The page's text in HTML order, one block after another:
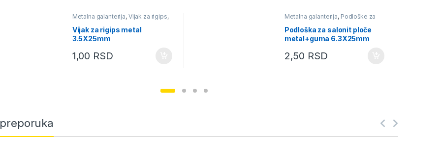
Metalna galanterija, Vijak za rigips,
Vijak za rigips metal
Vijak za rigips metal
3.5X25mm
1,00 RSD
Metalna galanterija, Podloške za
salonit ploče
Vijak za salonit ploče
Podloška za salonit ploče
metal+guma 6.3X25mm
2,50 RSD